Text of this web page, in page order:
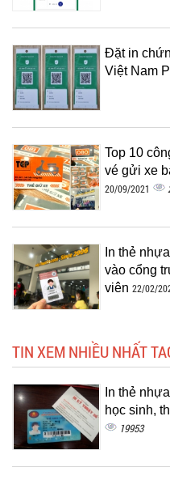
Đặt in
Việt Nam
Top 10
vé gửi xe
20/09/2021
In thẻ
vào cổng
viên 22/02/
TIN XEM NHIỀU NHẤT
In thẻ
học sinh,
19953